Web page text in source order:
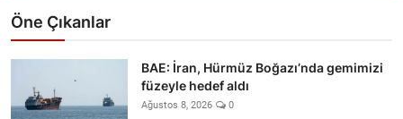
Öne Çıkanlar
BAE: İran, Hürmüz Boğazı’nda gemimizi
füzeyle hedef aldı
Ağustos 8, 2026 0